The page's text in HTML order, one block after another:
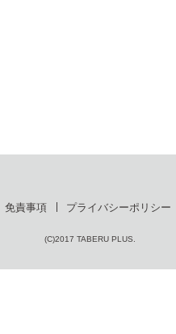
免責事項 プライバシーポリシー
(C)2017 TABERU PLUS.